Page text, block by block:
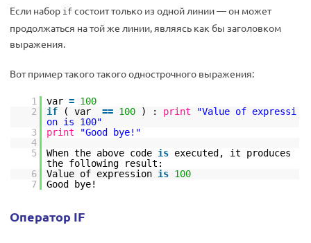
Если набор if состоит только из одной линии — он может
продолжаться на той же линии, являясь как бы заголовком
выражения.
Вот пример такого такого однострочного выражения:
1 var = 100
2
if ( var == 100 ) : print
"Value of expressi
on is 100"
3
print
"Good bye!"
4
5
When the above code is executed, it produces
the following result:
6
Value of expression is 100
7
Good bye!
Оператор IF